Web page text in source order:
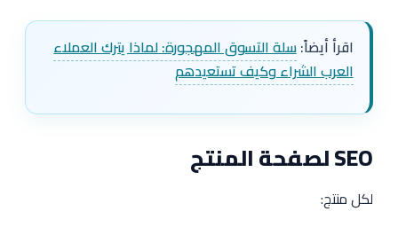
اقرأ أيضاً:سلة التسوق المهجورة: لماذا يترك العملاء
العرب الشراء وكيف تستعيدهم
SEO لصفحة المنتج
لكل منتج: